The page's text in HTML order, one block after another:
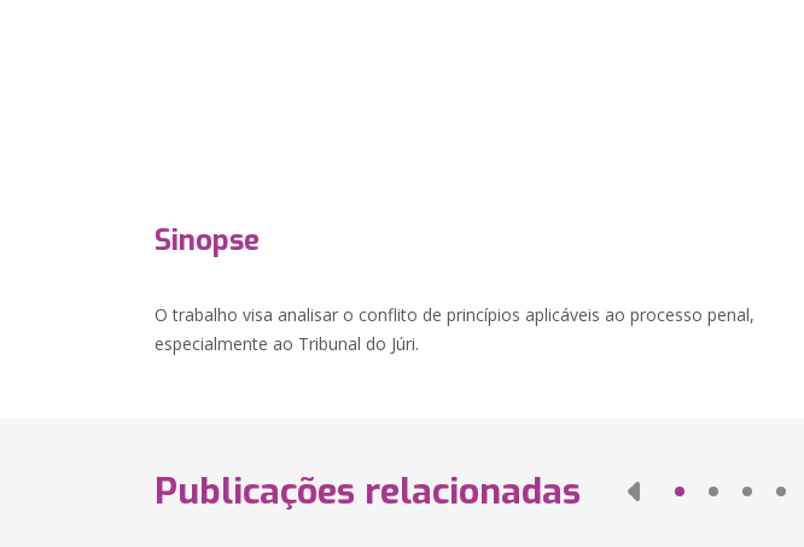
Sinopse
O trabalho visa analisar o conflito de princípios aplicáveis ao processo penal,
especialmente ao Tribunal do Júri.
Publicações relacionadas